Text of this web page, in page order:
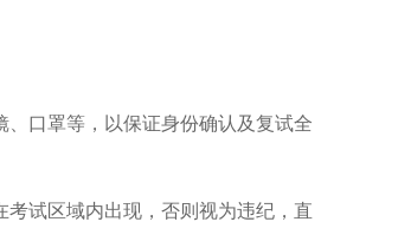
口罩等，以保证身份确认及复试全
试区域内出现，否则视为违纪，直